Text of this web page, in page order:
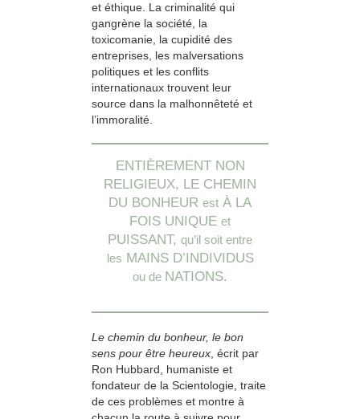
et éthique. La criminalité qui
gangrène la société, la
toxicomanie, la cupidité des
entreprises, les malversations
politiques et les conflits
internationaux trouvent leur
source dans la malhonnêteté et
l’immoralité.
ENTIÈREMENT NON
RELIGIEUX, LE CHEMIN
DU BONHEUR est À LA
FOIS UNIQUE et
PUISSANT, qu’il soit entre
les MAINS D’INDIVIDUS
ou de NATIONS.
Le chemin du bonheur, le bon
sens pour être heureux, écrit par
Ron Hubbard, humaniste et
fondateur de la Scientologie, traite
de ces problèmes et montre à